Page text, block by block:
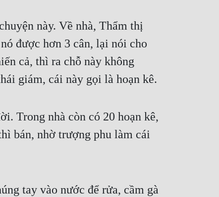
này. Về nhà, Thẩm thị
được hơn 3 cân, lại nói cho
cả, thì ra chỗ này không
giám, cái này gọi là hoạn kê.
Trong nhà còn có 20 hoạn kê,
bán, nhờ trượng phu làm cái
tay vào nước để rửa, cầm gà